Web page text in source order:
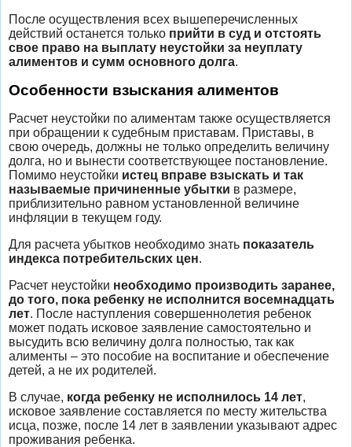
После осуществления всех вышеперечисленных
действий останется только прийти в суд и отстоять
свое право на выплату неустойки за неуплату
алиментов и сумм основного долга.
Особенности взыскания алиментов
Расчет неустойки по алиментам также осуществляется
при обращении к судебным приставам. Приставы, в
свою очередь, должны не только определить величину
долга, но и вынести соответствующее постановление.
Помимо неустойки истец вправе взыскать и так
называемые причиненные убытки в размере,
приблизительно равном установленной величине
инфляции в текущем году.
Для расчета убытков необходимо знать показатель
индекса потребительских цен.
Расчет неустойки необходимо производить заранее,
до того, пока ребенку не исполнится восемнадцать
лет. После наступления совершеннолетия ребенок
может подать исковое заявление самостоятельно и
высудить всю величину долга полностью, так как
алименты – это пособие на воспитание и обеспечение
детей, а не их родителей.
В случае, когда ребенку не исполнилось 14 лет,
исковое заявление составляется по месту жительства
исца, позже, после 14 лет в заявлении указывают адрес
проживания ребенка.